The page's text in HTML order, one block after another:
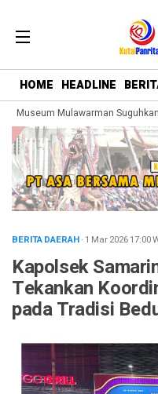
HOME HEADLINE
Museum Mulawarman Suguhkan
BERITA DAERAH· 1 Mar 202617:00
Kapolsek
Tekankan
pada Tradisi